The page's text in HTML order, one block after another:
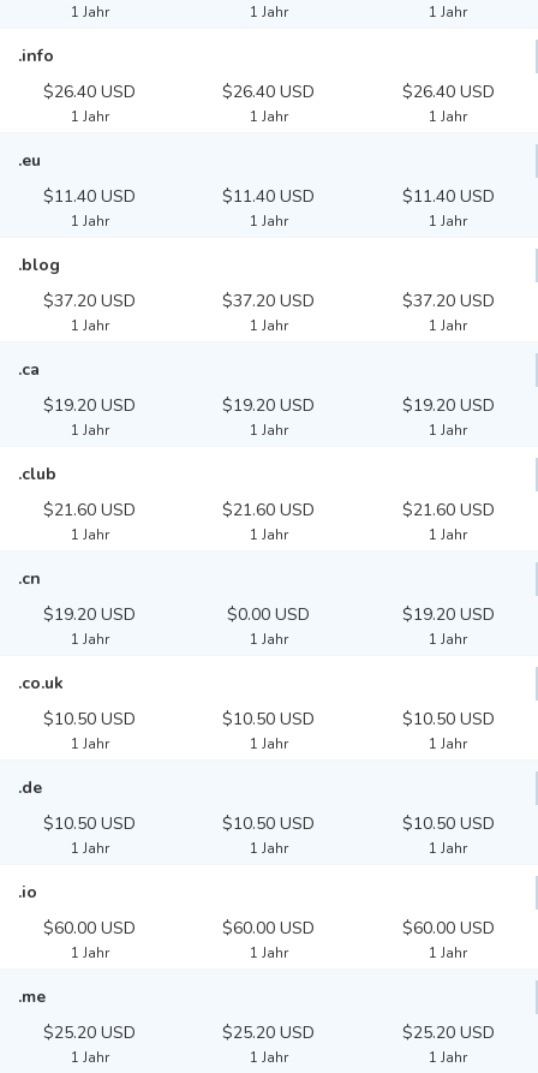
1 Jahr 1 Jahr 1 Jahr
.info
$26.40 USD
1 Jahr
$26.40 USD
1 Jahr
$26.40 USD
1 Jahr
.eu
$11.40 USD
1 Jahr
$11.40 USD
1 Jahr
$11.40 USD
1 Jahr
.blog
$37.20 USD
1 Jahr
$37.20 USD
1 Jahr
$37.20 USD
1 Jahr
.ca
$19.20 USD
1 Jahr
$19.20 USD
1 Jahr
$19.20 USD
1 Jahr
.club
$21.60 USD
1 Jahr
$21.60 USD
1 Jahr
$21.60 USD
1 Jahr
.cn
$19.20 USD
1 Jahr
$0.00 USD
1 Jahr
$19.20 USD
1 Jahr
.co.uk
$10.50 USD
1 Jahr
$10.50 USD
1 Jahr
$10.50 USD
1 Jahr
.de
$10.50 USD
1 Jahr
$10.50 USD
1 Jahr
$10.50 USD
1 Jahr
.io
$60.00 USD
1 Jahr
$60.00 USD
1 Jahr
$60.00 USD
1 Jahr
.me
$25.20 USD
1 Jahr
$25.20 USD
1 Jahr
$25.20 USD
1 Jahr